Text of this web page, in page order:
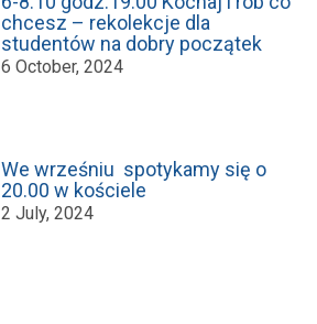
chcesz – rekolekcje dla
studentów na dobry początek
6 October, 2024
We wrześniu spotykamy się o
20.00 w kościele
2 July, 2024